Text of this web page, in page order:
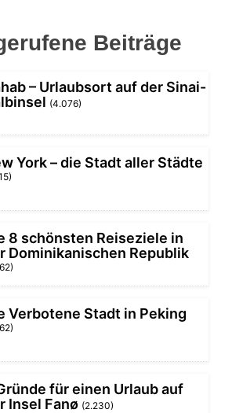
Beiträge
– Urlaubsort auf der Sinai-
(4.076)
York – die Stadt aller Städte
8 schönsten Reiseziele in
Dominikanischen Republik
Verbotene Stadt in Peking
für einen Urlaub auf
Insel Fanø (2.230)